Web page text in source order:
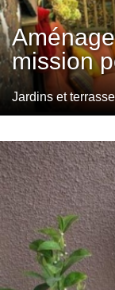
mission
Jardins et